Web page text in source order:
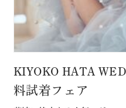
KIYOKO HATA
料試着フェア